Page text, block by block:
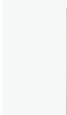
Rupia
Rating
A Rupia
pela alta do